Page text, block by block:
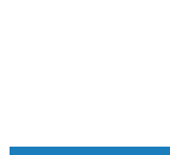
Word nu
en geniet iedere